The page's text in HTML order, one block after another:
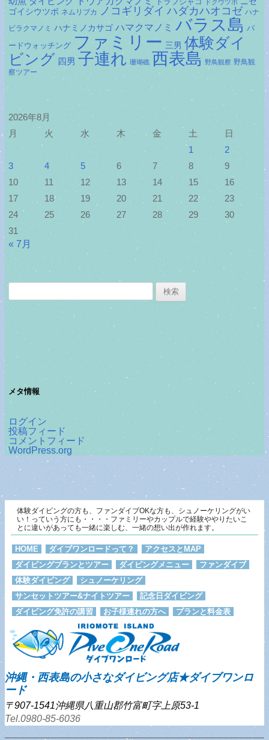
ドクウツボ
ゴイシウツボ ネムリブカ ノコギリダイ ハダカハオコゼ ハナ
ビラクマノミ ハナミノカサゴ ハマクマノミ バラス島 バ
ードウォッチング ファミリー 三男 体験ダイ
ビング 四男 子連れ 珊瑚礁 西表島 野鳥観察 野鳥観
察ツアー
2026年8月
月
火 水 木 金 土
日
1
2
3
4 5 6 7 8
9
10
11 12 13 14 15
16
17
18 19 20 21 22
23
24
25 26 27 28 29
30
31
« 7月
メタ情報
ログイン
投稿フィード
コメントフィード
WordPress.org
体験ダイビングの方も、ファンダイブOKな方も、シュノーケリングがい
い！っていう方にも・・・・ファミリーやカップルで経験ややりたいこ
とに違いがあっても一緒に楽しむ、一緒の想い出が作れます。
HOME ダイブワンロードって？
アクセスとMAP
ダイビングプランとツアー
ダイビングメニュー
ファンダイブ
体験ダイビング
シュノーケリング
サンセットツアー&ナイトツアー
記念日ダイビング
ダイビング免許の講習
お子様連れの方へ プランと料金表
沖縄・西表島の小さなダイビング店★ダイブワンロ
ード
〒907-1541沖縄県八重山郡竹富町字上原53-1
Tel.0980-85-6036